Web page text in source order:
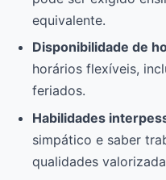
equivalente.
Disponibilidade de
horários flexíveis,
feriados.
Habilidades
simpático e saber
qualidades